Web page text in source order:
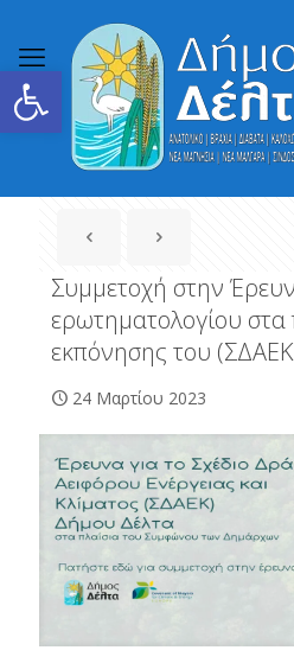
Ανοίξτε τη γραμμή εργαλείων
Συμμετοχή στην
ερωτηματολογίου στα
εκπόνησης του
24 Μαρτίου 2023